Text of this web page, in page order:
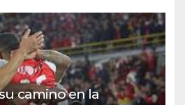
camino en la